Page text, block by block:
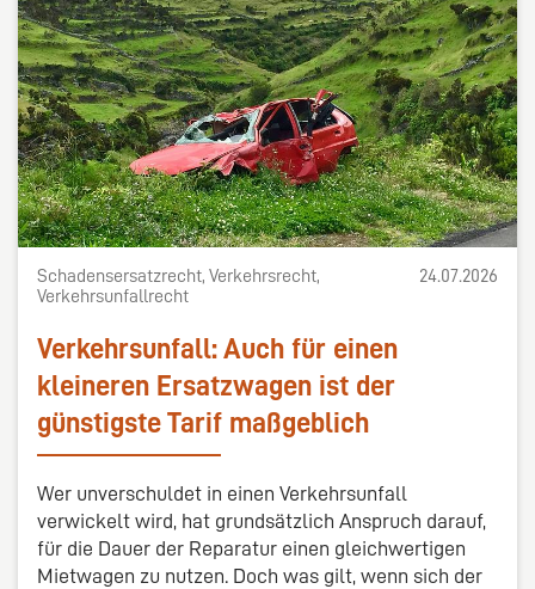
Schadensersatzrecht, Verkehrsrecht,
Verkehrsunfallrecht
24.07.2026
Verkehrsunfall: Auch für einen
kleineren Ersatzwagen ist der
günstigste Tarif maßgeblich
Wer unverschuldet in einen Verkehrsunfall
verwickelt wird, hat grundsätzlich Anspruch darauf,
für die Dauer der Reparatur einen gleichwertigen
Mietwagen zu nutzen. Doch was gilt, wenn sich der